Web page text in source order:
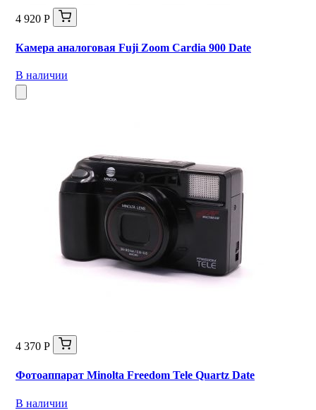
4 920 Р
Камера аналоговая Fuji Zoom Cardia 900 Date
В наличии
4 370 Р
Фотоаппарат Minolta Freedom Tele Quartz Date
В наличии